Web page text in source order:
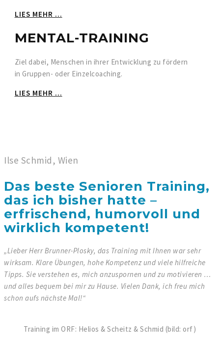
LIES MEHR ...
MENTAL-TRAINING
Ziel dabei, Menschen in ihrer Entwicklung zu fördern
in Gruppen- oder Einzelcoaching.
LIES MEHR ...
Ilse Schmid, Wien
Das beste Senioren Training,
das ich bisher hatte –
erfrischend, humorvoll und
wirklich kompetent!
„Lieber Herr Brunner-Plosky, das Training mit Ihnen war sehr
wirksam. Klare Übungen, hohe Kompetenz und viele hilfreiche
Tipps. Sie verstehen es, mich anzuspornen und zu motivieren …
und alles bequem bei mir zu Hause. Vielen Dank, ich freu mich
schon aufs nächste Mal!“
Training im ORF: Helios & Scheitz & Schmid (bild: orf)